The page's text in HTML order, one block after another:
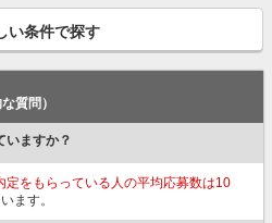
い条件で探す
質問）
いますか？
定をもらっている人の平均応募数は10
ます。